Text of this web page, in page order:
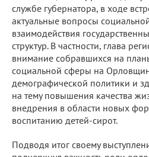
службе губернатора, в ходе
актуальные вопросы
взаимодействия
структур. В частности, глава
внимание собравшихся на
социальной сферы на
демографической политики и
на тему повышения качества
внедрения в области новых
воспитанию детей-сирот.
Подводя итог своему